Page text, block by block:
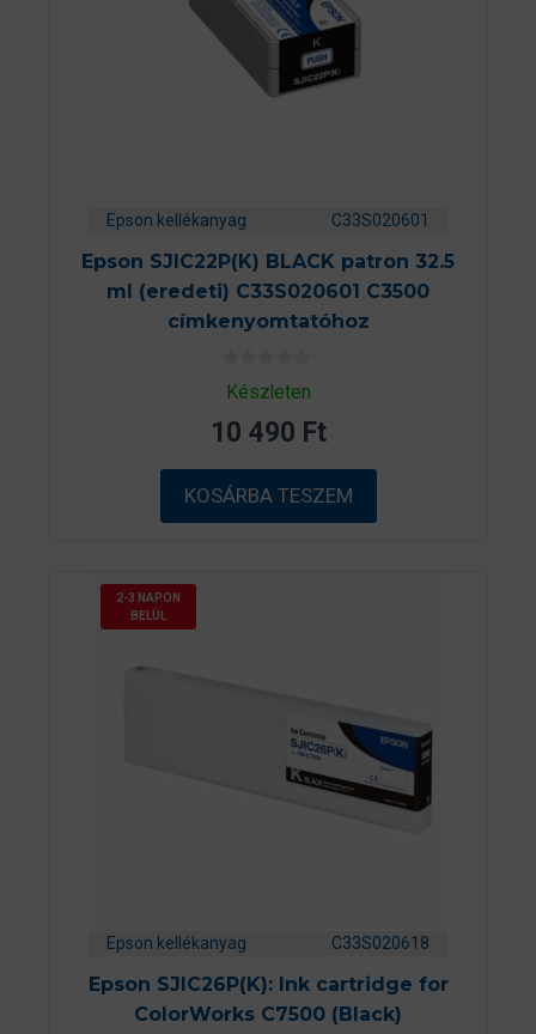
Epson kellékanyag C33S020601
Epson SJIC22P(K) BLACK patron 32.5
ml (eredeti) C33S020601 C3500
címkenyomtatóhoz
0
a
b
ő
l
Készleten
10 490 Ft
KOSÁRBA TESZEM
2-3 NAPON
BELÜL
Epson kellékanyag C33S020618
Epson SJIC26P(K): Ink cartridge for
ColorWorks C7500 (Black)